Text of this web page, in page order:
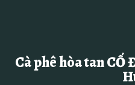
Cà phê hòa tan CỐ